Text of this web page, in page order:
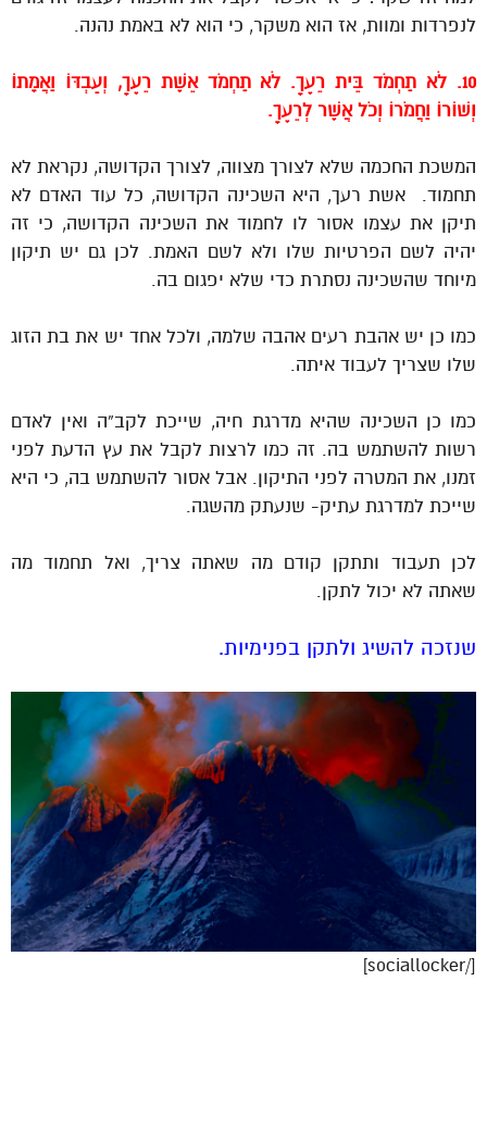
לנפרדות ומוות, אז הוא משקר, כי הוא לא באמת נהנה.
10. לֹא תַחְמֹד בֵּית רֵעֶךָ. לֹא תַחְמֹד אֵשֶׁת רֵעֶךָ, וְעַבְדּוֹ וַאֲמָתוֹ
וְשׁוֹרוֹ וַחֲמֹרוֹ וְכֹל אֲשֶׁר לְרֵעֶךָ.
המשכת החכמה שלא לצורך מצווה, לצורך הקדושה, נקראת לא
תחמוד. אשת רעך, היא השכינה הקדושה, כל עוד האדם לא
תיקן את עצמו אסור לו לחמוד את השכינה הקדושה, כי זה
יהיה לשם הפרטיות שלו ולא לשם האמת. לכן גם יש תיקון
מיוחד שהשכינה נסתרת כדי שלא יפגום בה.
כמו כן יש אהבת רעים אהבה שלמה, ולכל אחד יש את בת הזוג
שלו שצריך לעבוד איתה.
כמו כן השכינה שהיא מדרגת חיה, שייכת לקב”ה ואין לאדם
רשות להשתמש בה. זה כמו לרצות לקבל את עץ הדעת לפני
זמנו, את המטרה לפני התיקון. אבל אסור להשתמש בה, כי היא
שייכת למדרגת עתיק- שנעתק מהשגה.
לכן תעבוד ותתקן קודם מה שאתה צריך, ואל תחמוד מה
שאתה לא יכול לתקן.
שנזכה להשיג ולתקן בפנימיות.
[/sociallocker]